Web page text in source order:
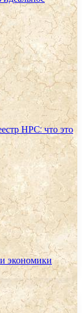
НРС: что это
экономики